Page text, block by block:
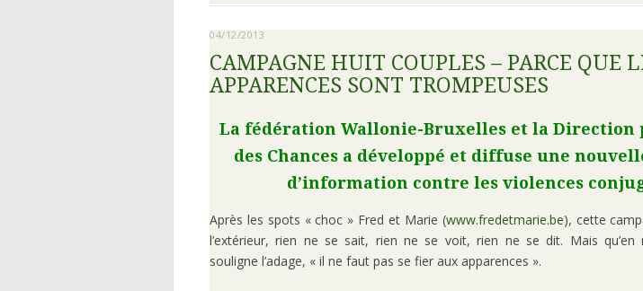
04/12/2013
CAMPAGNE HUIT COUPLES – PARCE QUE
APPARENCES SONT TROMPEUSES
La fédération Wallonie-Bruxelles et la Direction
des Chances a développé et diffuse une
d’information contre les violences
Après les spots « choc » Fred et Marie (www.fredetmarie.be), cette
l’extérieur, rien ne se sait, rien ne se voit, rien ne se dit. Mais qu’en
souligne l’adage, « il ne faut pas se fier aux apparences ».